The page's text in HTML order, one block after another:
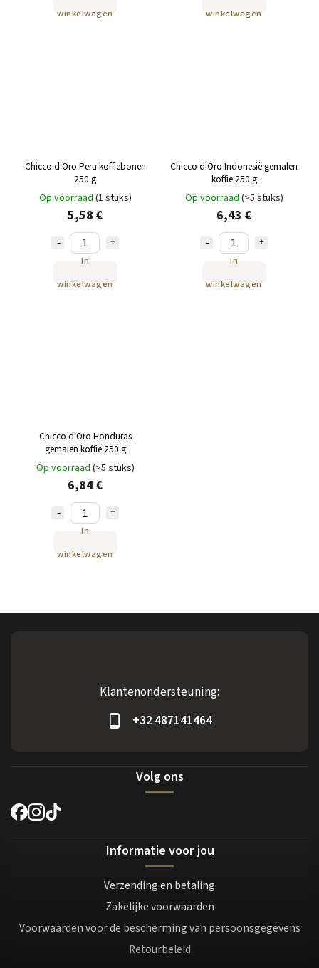
winkelwagen
winkelwagen
Chicco d'Oro Peru koffiebonen
250 g
Op voorraad (1 stuks)
5,58 €
In
winkelwagen
Chicco d'Oro Indonesië gemalen
koffie 250 g
Op voorraad (>5 stuks)
6,43 €
In
winkelwagen
Chicco d'Oro Honduras
gemalen koffie 250 g
Op voorraad (>5 stuks)
6,84 €
In
winkelwagen
Klantenondersteuning:
+32 487141464
Volg ons
Informatie voor jou
Verzending en betaling
Zakelijke voorwaarden
Voorwaarden voor de bescherming van persoonsgegevens
Retourbeleid